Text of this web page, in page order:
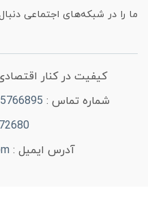
ما را در شبکه‌های اجتماعی
کیفیت در کنار
شماره تماس :
آدرس ایمیل :